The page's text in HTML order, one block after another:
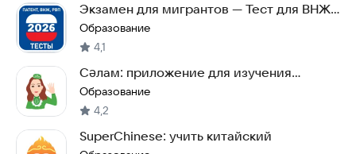
Экзамен для мигрантов — Тест для ВНЖ,
РВП, Патент
Образование
4,1
Сәлам: приложение для изучения
татарского языка
Образование
4,2
SuperChinese: учить китайский